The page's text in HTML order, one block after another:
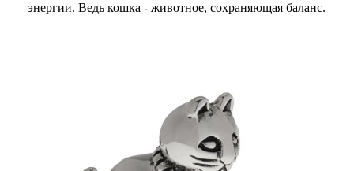
энергии. Ведь кошка - животное, сохраняющая баланс.